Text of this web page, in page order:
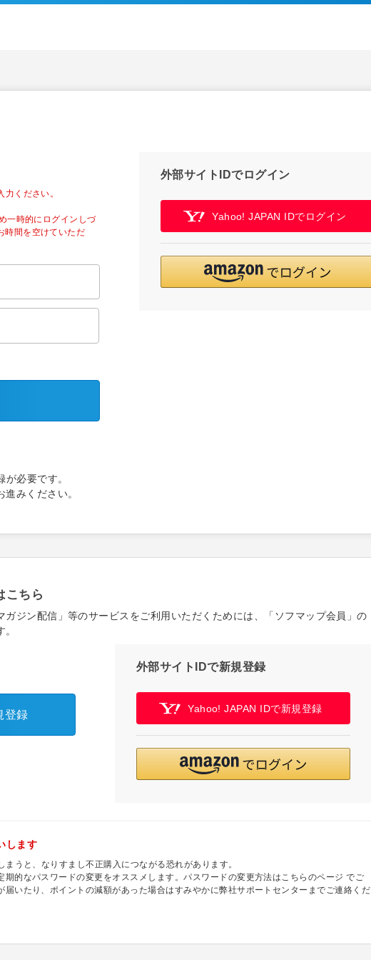
ください。
一時的にログインしづ
時間を空けていただ
必要です。
みください。
外部サイトIDでログイン
Yahoo! JAPAN IDでログイン
こちら
ガジン配信」等のサービスをご利用いただくためには、「ソフマップ会員」の
登録
外部サイトIDで新規登録
Yahoo! JAPAN IDで新規登録
します
うと、なりすまし不正購入につながる恐れがあります。
的なパスワードの変更をオススメします。パスワードの変更方法はこちらのページ でご
いたり、ポイントの減額があった場合はすみやかに弊社サポートセンターまでご連絡くだ